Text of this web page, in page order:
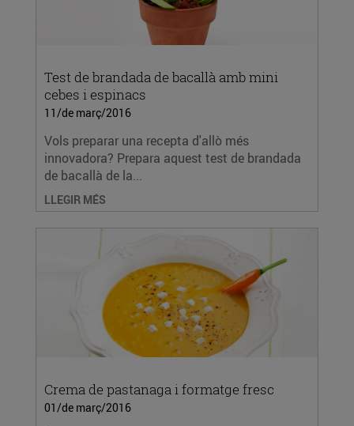
Test de brandada de bacallà amb mini
cebes i espinacs
11/de març/2016
Vols preparar una recepta d'allò més
innovadora? Prepara aquest test de brandada
de bacallà de la...
LLEGIR MÉS
Crema de pastanaga i formatge fresc
01/de març/2016